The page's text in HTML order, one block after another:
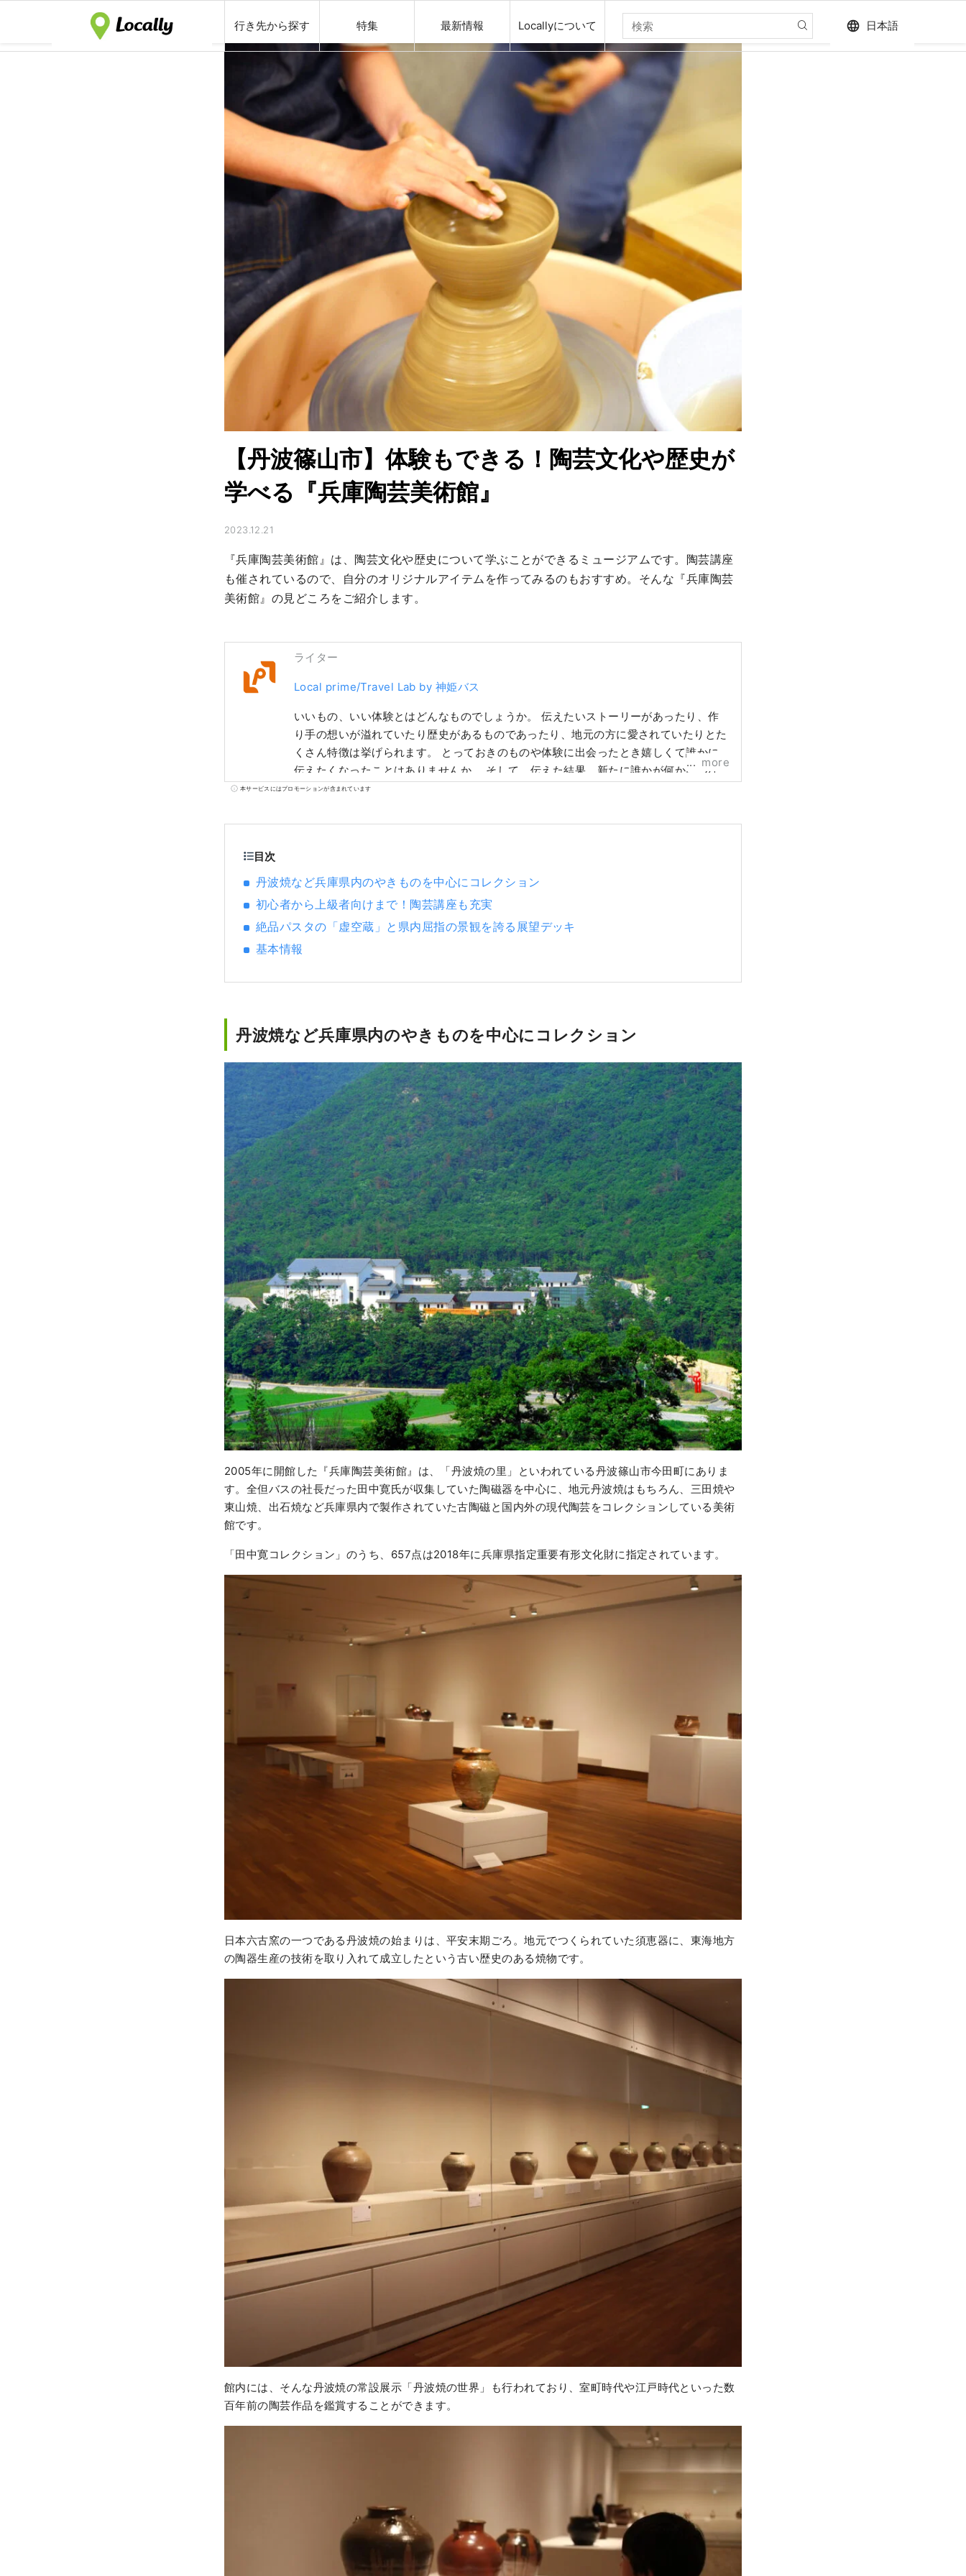
行き先から探す 特集 最新情報 Locallyについて language 日本語
【丹波篠山市】体験もできる！陶芸文化や歴史が
学べる『兵庫陶芸美術館』
2023.12.21
『兵庫陶芸美術館』は、陶芸文化や歴史について学ぶことができるミュージアムです。陶芸講座
も催されているので、自分のオリジナルアイテムを作ってみるのもおすすめ。そんな『兵庫陶芸
美術館』の見どころをご紹介します。
ライター
Local prime/Travel Lab by 神姫バス
いいもの、いい体験とはどんなものでしょうか。 伝えたいストーリーがあったり、作
り手の想いが溢れていたり歴史があるものであったり、地元の方に愛されていたりとた
くさん特徴は挙げられます。 とっておきのものや体験に出会ったとき嬉しくて誰かに
伝えたくなったことはありませんか。 そして、伝えた結果、新たに誰かが何かにつな
がる。 それこそが「いいもの」なのではないかと思います。 私たちはそのような出会
のいいものを発掘し、お客様と兵庫県内地域とのこころの距離が キュッと縮まるよう
more
本サービスにはプロモーションが含まれています
目次
丹波焼など兵庫県内のやきものを中心にコレクション
初心者から上級者向けまで！陶芸講座も充実
絶品パスタの「虚空蔵」と県内屈指の景観を誇る展望デッキ
基本情報
丹波焼など兵庫県内のやきものを中心にコレクション
2005年に開館した『兵庫陶芸美術館』は、「丹波焼の里」といわれている丹波篠山市今田町にありま
す。全但バスの社長だった田中寛氏が収集していた陶磁器を中心に、地元丹波焼はもちろん、三田焼や
東山焼、出石焼など兵庫県内で製作されていた古陶磁と国内外の現代陶芸をコレクションしている美術
館です。
「田中寛コレクション」のうち、657点は2018年に兵庫県指定重要有形文化財に指定されています。
日本六古窯の一つである丹波焼の始まりは、平安末期ごろ。地元でつくられていた須恵器に、東海地方
の陶器生産の技術を取り入れて成立したという古い歴史のある焼物です。
館内には、そんな丹波焼の常設展示「丹波焼の世界」も行われており、室町時代や江戸時代といった数
百年前の陶芸作品を鑑賞することができます。